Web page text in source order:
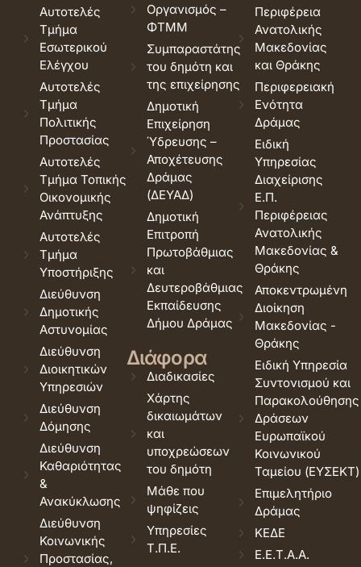
Αυτοτελές
Τμήμα
Εσωτερικού
Ελέγχου
Αυτοτελές
Τμήμα
Πολιτικής
Προστασίας
Αυτοτελές
Τμήμα Τοπικής
Οικονομικής
Ανάπτυξης
Αυτοτελές
Τμήμα
Υποστήριξης
Διεύθυνση
Δημοτικής
Αστυνομίας
Διεύθυνση
Διοικητικών
Υπηρεσιών
Διεύθυνση
Δόμησης
Διεύθυνση
Καθαριότητας
&
Ανακύκλωσης
Διεύθυνση
Κοινωνικής
Προστασίας,
Οργανισμός –
ΦΤΜΜ
Συμπαραστάτης
του δημότη και
της επιχείρησης
Δημοτική
Επιχείρηση
Ύδρευσης –
Αποχέτευσης
Δράμας
(ΔΕΥΑΔ)
Δημοτική
Επιτροπή
Πρωτοβάθμιας
και
Δευτεροβάθμιας
Εκπαίδευσης
Δήμου Δράμας
Διάφορα
Διαδικασίες
Χάρτης
δικαιωμάτων
και
υποχρεώσεων
του δημότη
Μάθε που
ψηφίζεις
Υπηρεσίες
Τ.Π.Ε.
Περιφέρεια
Ανατολικής
Μακεδονίας
και Θράκης
Περιφερειακή
Ενότητα
Δράμας
Ειδική
Υπηρεσίας
Διαχείρισης
Ε.Π.
Περιφέρειας
Ανατολικής
Μακεδονίας &
Θράκης
Αποκεντρωμένη
Διοίκηση
Μακεδονίας -
Θράκης
Ειδική Υπηρεσία
Συντονισμού και
Παρακολούθησης
Δράσεων
Ευρωπαϊκού
Κοινωνικού
Ταμείου (ΕΥΣΕΚΤ)
Επιμελητήριο
Δράμας
ΚΕΔΕ
Ε.Ε.Τ.Α.Α.